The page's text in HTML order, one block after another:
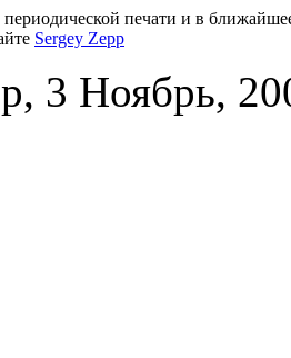
печати и в
Sergey Zepp
3 Ноябрь,